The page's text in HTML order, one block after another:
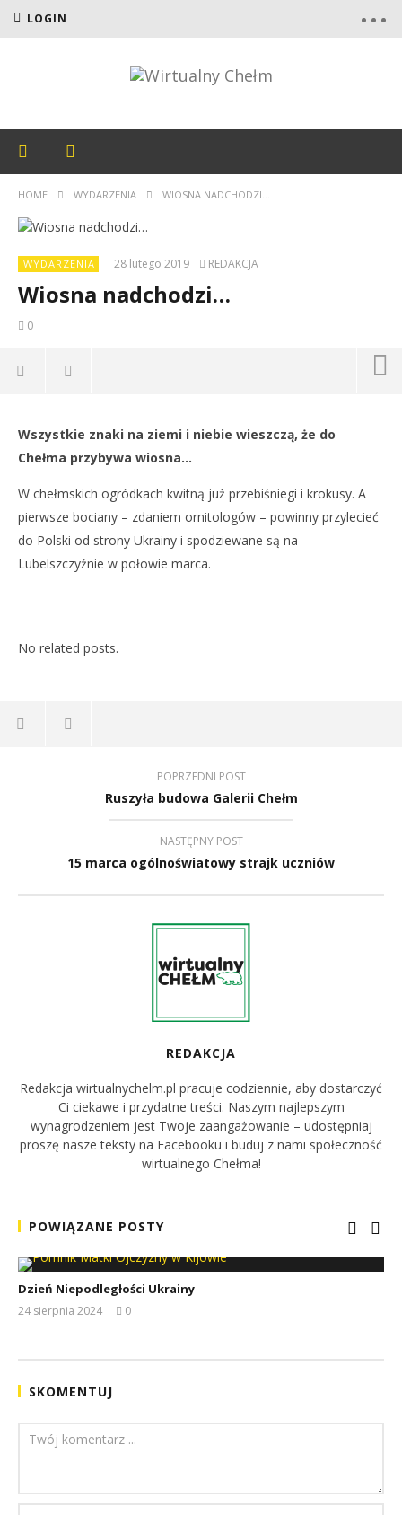
LOGIN
HOME WYDARZENIA WIOSNA NADCHODZI…
WYDARZENIA 28 lutego 2019 REDAKCJA
Wiosna nadchodzi…
0
2019
REDAKCJA
Wszystkie znaki na ziemi i niebie wieszczą, że do
Chełma przybywa wiosna…
W chełmskich ogródkach kwitną już przebiśniegi i krokusy. A
pierwsze bociany – zdaniem ornitologów – powinny przylecieć
do Polski od strony Ukrainy i spodziewane są na
Lubelszczyźnie w połowie marca.
No related posts.
POPRZEDNI POST
Ruszyła budowa Galerii Chełm
NASTĘPNY POST
15 marca ogólnoświatowy strajk uczniów
REDAKCJA
Redakcja wirtualnychelm.pl pracuje codziennie, aby dostarczyć
Ci ciekawe i przydatne treści. Naszym najlepszym
wynagrodzeniem jest Twoje zaangażowanie – udostępniaj
proszę nasze teksty na Facebooku i buduj z nami społeczność
wirtualnego Chełma!
POWIĄZANE POSTY
Dzień Niepodległości Ukrainy
24 sierpnia 2024
0
SKOMENTUJ